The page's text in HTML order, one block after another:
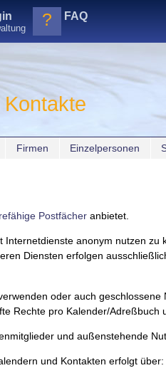
? FAQ
Firmen Einzelpersonen
Postfächeranbietet.
anonym nutzen zu
Diensten erfolgen
oder auch
Rechte pro Kalender/Adreßbuch
und außenstehende
und Kontakten erfolgt über: